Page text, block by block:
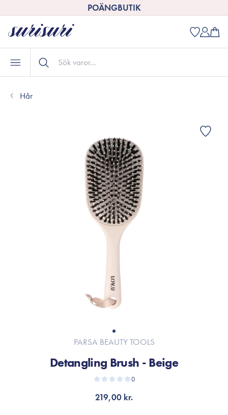
POÄNGBUTIK
Hår
PARSA BEAUTY TOOLS
Detangling Brush - Beige
0
219,00 kr.